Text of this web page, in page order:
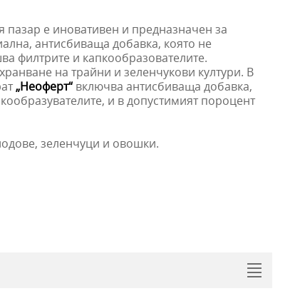
пазар е иновативен и предназначен за
антисбиваща добавка, която не
филтрите и капкообразователите.
на трайни и зеленчукови култури. В
„Неоферт“ включва антисбиваща добавка,
и в допустимият пороцент
зеленчуци и овошки.